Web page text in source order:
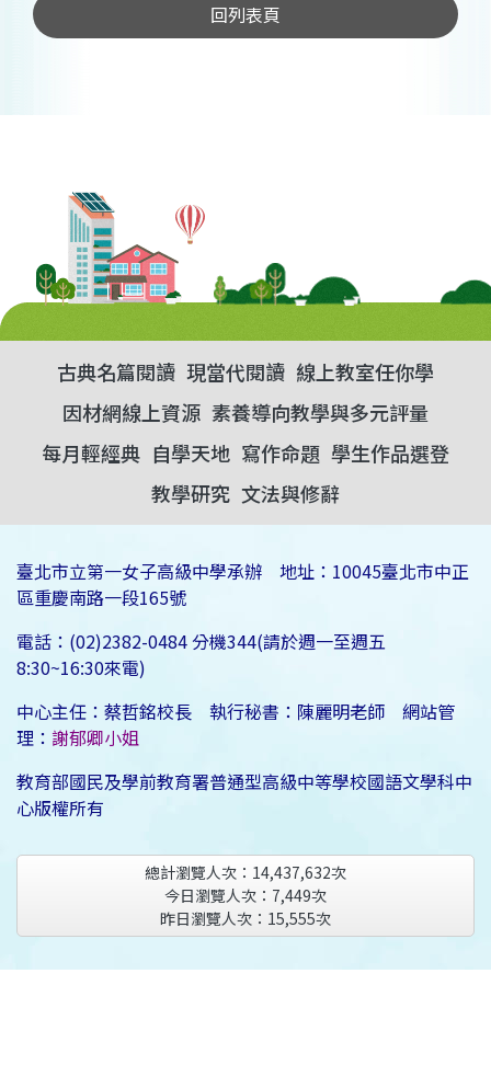
回列表頁
古典名篇閱讀 現當代閱讀 線上教室任你學
因材網線上資源 素養導向教學與多元評量
每月輕經典 自學天地 寫作命題 學生作品選登
教學研究 文法與修辭
臺北市立第一女子高級中學承辦 地址：10045臺北市中正
區重慶南路一段165號
電話：(02)2382-0484 分機344(請於週一至週五
8:30~16:30來電)
中心主任：蔡哲銘校長 執行秘書：陳麗明老師 網站管
理： 謝郁卿小姐
教育部國民及學前教育署普通型高級中等學校國語文學科中
心版權所有
總計瀏覽人次： 14,437,632次
今日瀏覽人次： 7,449次
昨日瀏覽人次： 15,555次